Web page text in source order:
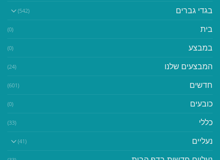
בגדי גברים (542)
בית (0)
במבצע (0)
המבצעים שלנו (24)
חדשים (601)
כובעים (0)
כללי (33)
נעליים (41)